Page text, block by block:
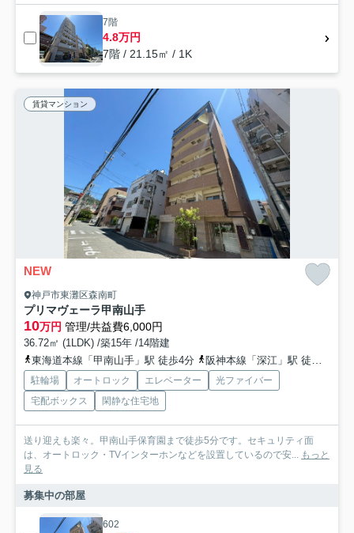
7階
4.8万円
7階 / 21.15㎡ / 1K
賃貸マンション
NEW
神戸市東灘区森南町
プリマヴェーラ甲南山手
10万円 管理/共益費6,000円
36.72㎡ (1LDK) /築15年 /14階建
東海道本線「甲南山手」駅 徒歩4分
阪神本線「深江」駅 徒歩15分
駐輪場 オートロック エレベーター
光ファイバー
宅配ボックス
閑静な住宅地
送り迎えも楽々。甲南山手保育園まで徒歩5分です。セキュリティ面
は、オートロック・TVインターホンなどを設置しているので安... もっと
見る
募集中の部屋
602